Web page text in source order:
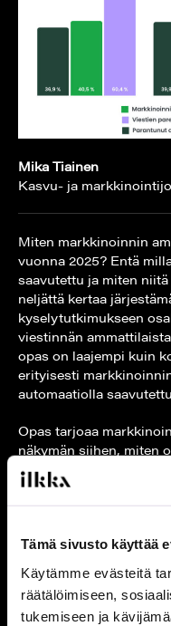
Tämä sivusto käyttää
Käytämme evästeitä
räätälöimiseen,
tukemiseen ja
Mika Tiainen
Kasvu- ja
Miten markkinoinnin
vuonna 2025? Entä
saavutettu ja miten
neljättä kertaa
kyselytutkimukseen
viestinnän
opas on laajempi kuin
erityisesti
automaatiolla
Opas tarjoaa
näkymän siihen, miten
hyödyntävät
tehostamiseen.
arvokasta
suunnitteluun.
Tutkimuksen mukaan
toteuttavat useita
yleisimpiä ovat